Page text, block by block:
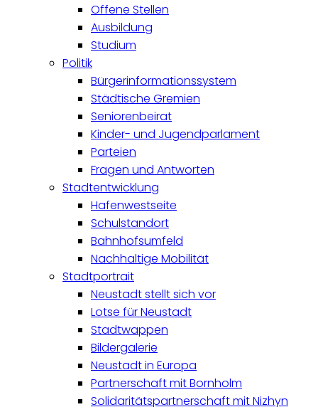
Offene Stellen
Ausbildung
Studium
Politik
Bürgerinformationssystem
Städtische Gremien
Seniorenbeirat
Kinder- und Jugendparlament
Parteien
Fragen und Antworten
Stadtentwicklung
Hafenwestseite
Schulstandort
Bahnhofsumfeld
Nachhaltige Mobilität
Stadtportrait
Neustadt stellt sich vor
Lotse für Neustadt
Stadtwappen
Bildergalerie
Neustadt in Europa
Partnerschaft mit Bornholm
Solidaritätspartnerschaft mit Nizhyn